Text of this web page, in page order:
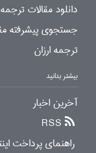
دانلود مقالات
جستجوی پیشرفته
ترجمه ارزان
بیشتر بدانید
آخرین اخبار
RSS
راهنمای پرداخت